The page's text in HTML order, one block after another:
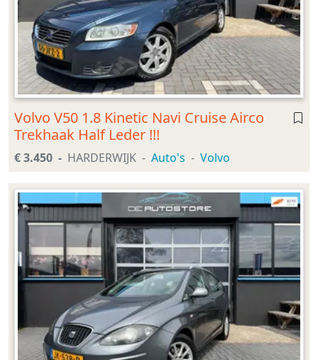
Volvo V50 1.8 Kinetic Navi Cruise Airco
Trekhaak Half Leder !!!
€ 3.450 HARDERWIJK Auto's Volvo